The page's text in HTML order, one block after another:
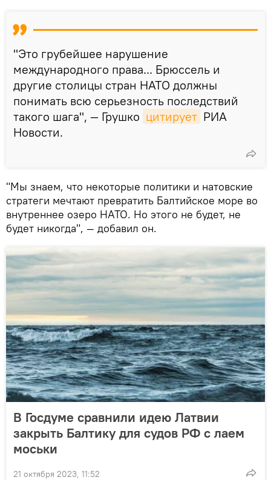
"Это грубейшее нарушение
международного права... Брюссель и
другие столицы стран НАТО должны
понимать всю серьезность последствий
такого шага", — Грушко цитирует РИА
Новости.
"Мы знаем, что некоторые политики и натовские
стратеги мечтают превратить Балтийское море во
внутреннее озеро НАТО. Но этого не будет, не
будет никогда", — добавил он.
В Госдуме сравнили идею Латвии
закрыть Балтику для судов РФ с лаем
моськи
21 октября 2023, 11:52